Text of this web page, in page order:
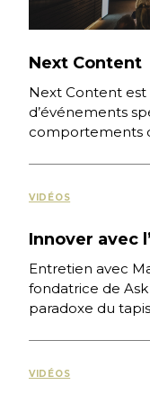
Next Content
Next Content est
d’événements
comportements
VIDÉOS
Innover avec
Entretien avec
fondatrice de Ask
paradoxe du
VIDÉOS